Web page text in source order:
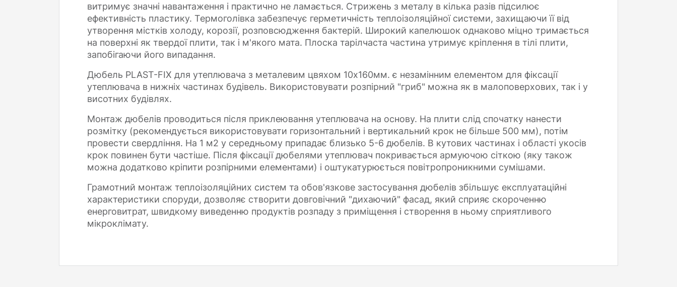
витримує значні навантаження і практично не ламається. Стрижень з металу в кілька разів підсилює
ефективність пластику. Термоголівка забезпечує герметичність теплоізоляційної системи, захищаючи її від
утворення містків холоду, корозії, розповсюдження бактерій. Широкий капелюшок однаково міцно тримається
на поверхні як твердої плити, так і м'якого мата. Плоска тарілчаста частина утримує кріплення в тілі плити,
запобігаючи його випадання.
Дюбель PLAST-FIX для утеплювача з металевим цвяхом 10х160мм. є незамінним елементом для фіксації
утеплювача в нижніх частинах будівель. Використовувати розпірний "гриб" можна як в малоповерхових, так і у
висотних будівлях.
Монтаж дюбелів проводиться після приклеювання утеплювача на основу. На плити слід спочатку нанести
розмітку (рекомендується використовувати горизонтальний і вертикальний крок не більше 500 мм), потім
провести свердління. На 1 м2 у середньому припадає близько 5-6 дюбелів. В кутових частинах і області укосів
крок повинен бути частіше. Після фіксації дюбелями утеплювач покривається армуючою сіткою (яку також
можна додатково кріпити розпірними елементами) і оштукатурюється повітропроникними сумішами.
Грамотний монтаж теплоізоляційних систем та обов'язкове застосування дюбелів збільшує експлуатаційні
характеристики споруди, дозволяє створити довговічний "дихаючий" фасад, який сприяє скороченню
енерговитрат, швидкому виведенню продуктів розпаду з приміщення і створення в ньому сприятливого
мікроклімату.